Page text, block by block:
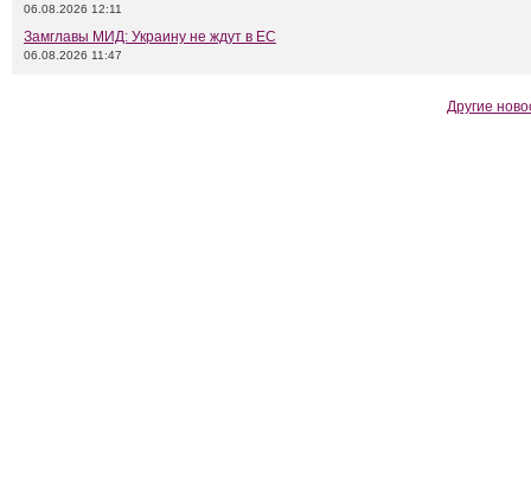
06.08.2026 12:11
Замглавы МИД: Украину не ждут в ЕС
06.08.2026 11:47
Другие